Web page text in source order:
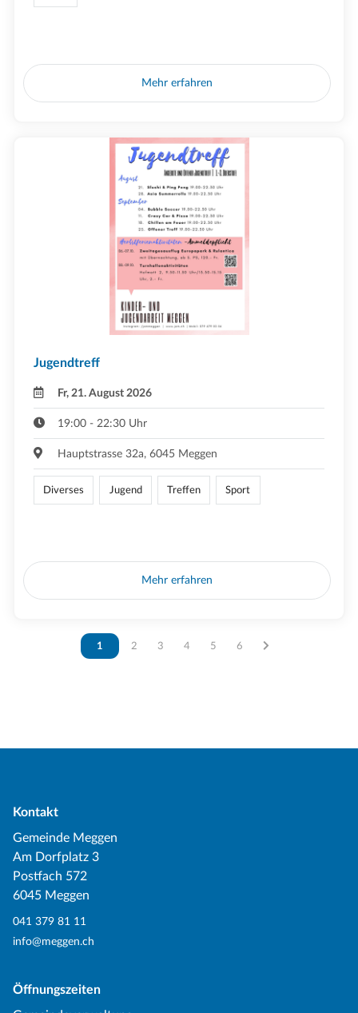
Mehr erfahren
Jugendtreff
Fr, 21. August 2026
19:00 - 22:30 Uhr
Hauptstrasse 32a, 6045 Meggen
Diverses Jugend Treffen Sport
Mehr erfahren
Vous êtes sur la page
1 Vous êtes sur la page
2 Vous êtes sur la page
3 Vous êtes sur la page
4 Vous êtes sur la page
5 Vous êtes sur la page
6
Kontakt
Gemeinde Meggen
Am Dorfplatz 3
Postfach 572
6045 Meggen
041 379 81 11
info@meggen.ch
Öffnungszeiten